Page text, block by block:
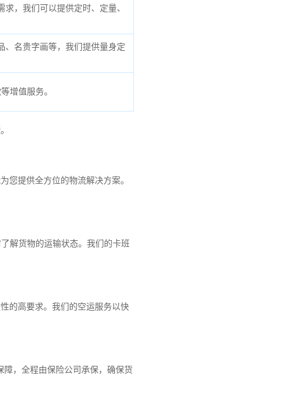
，我们可以提供定时、定量、
、名贵字画等，我们提供量身定
增值服务。
您提供全方位的物流解决方案。
解货物的运输状态。我们的卡班
的高要求。我们的空运服务以快
，全程由保险公司承保，确保货